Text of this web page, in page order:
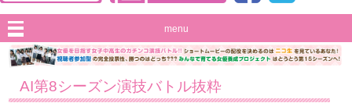
menu
AI第8シーズン演技バトル抜粋